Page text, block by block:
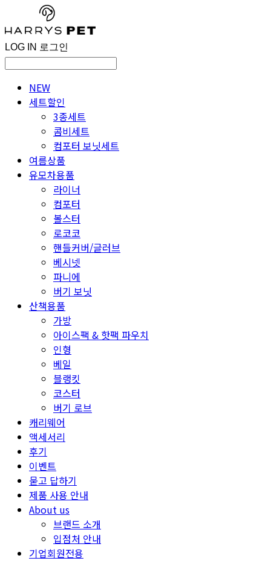
LOG IN 로그인
NEW
세트할인
3종세트
콤비세트
컴포터 보닛세트
여름상품
유모차용품
라이너
컴포터
볼스터
로코코
핸들커버/글러브
베시넷
파니에
버기 보닛
산책용품
가방
아이스팩 & 핫팩 파우치
인형
베일
블랭킷
코스터
버기 로브
캐리웨어
액세서리
후기
이벤트
묻고 답하기
제품 사용 안내
About us
브랜드 소개
입점처 안내
기업회원전용